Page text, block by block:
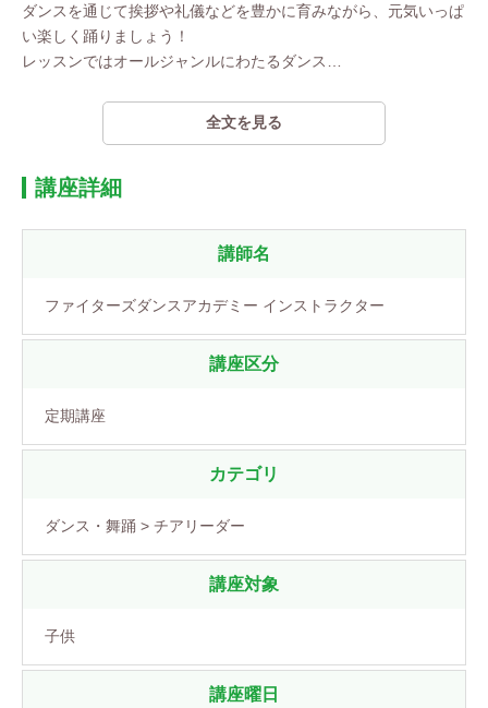
ダンスを通じて挨拶や礼儀などを豊かに育みながら、元気いっぱ
い楽しく踊りましょう！
レッスンではオールジャンルにわたるダンス
全文を見る
講座詳細
講師名
ファイターズダンスアカデミー インストラクター
講座区分
定期講座
カテゴリ
ダンス・舞踊 > チアリーダー
講座対象
子供
講座曜日